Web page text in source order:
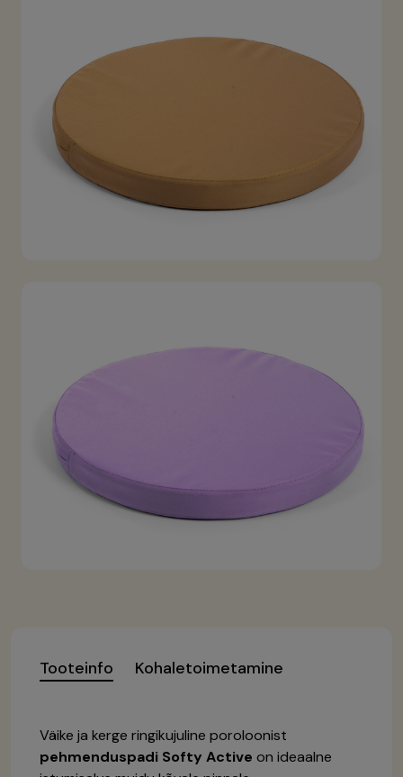
Tooteinfo Kohaletoimetamine
Väike ja kerge ringikujuline poroloonist
pehmenduspadi Softy Active on ideaalne